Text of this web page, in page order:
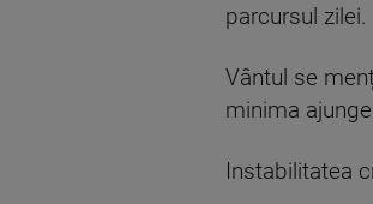
parcursul zilei.
Vântul se
minima
Instabilitatea